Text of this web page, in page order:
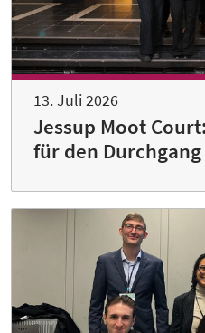
13. Juli 2026
Jessup Moot
für den